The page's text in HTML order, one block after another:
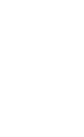
làm chảy keo
nhanh và màng
điều chỉnh nhiệt
nhựa không bị
hướng, không